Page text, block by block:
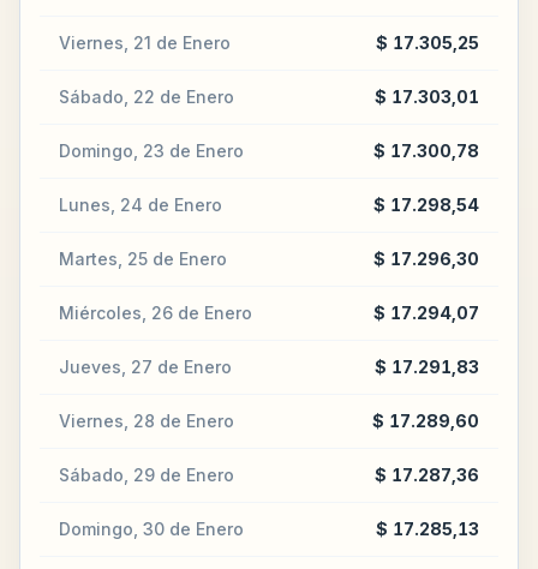
Viernes, 21 de Enero $ 17.305,25
Sábado, 22 de Enero $ 17.303,01
Domingo, 23 de Enero $ 17.300,78
Lunes, 24 de Enero $ 17.298,54
Martes, 25 de Enero $ 17.296,30
Miércoles, 26 de Enero $ 17.294,07
Jueves, 27 de Enero $ 17.291,83
Viernes, 28 de Enero $ 17.289,60
Sábado, 29 de Enero $ 17.287,36
Domingo, 30 de Enero $ 17.285,13